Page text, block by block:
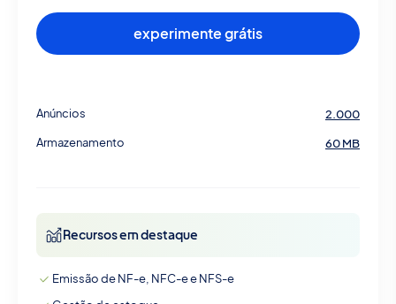
experimente grátis
Anúncios
2.000
Armazenamento
60 MB
Recursos em destaque
Emissão de NF-e, NFC-e e NFS-e